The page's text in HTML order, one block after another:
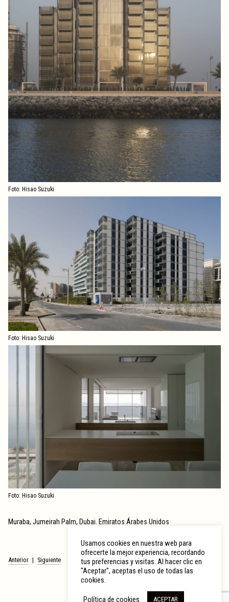
Foto: Hisao Suzuki
Foto: Hisao Suzuki
Foto: Hisao Suzuki
Muraba, Jumeirah Palm, Dubai. Emiratos Árabes Unidos
NavegaciónSiguiente
Anterior
Usamos cookies en nuestra web para
ofrecerte la mejor experiencia, recordando
tus preferencias y visitas. Al hacer clic en
"Aceptar", aceptas el uso de todas las
cookies.
Política de cookies ACEPTAR